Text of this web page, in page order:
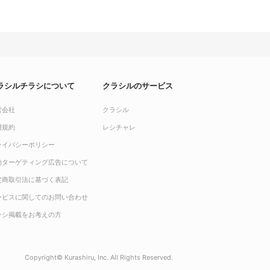
シルチラシについて
会社
規約
イバシーポリシー
ターゲティング広告について
商取引法に基づく表記
ビスに関してのお問い合わせ
シ掲載をお考えの方
クラシルのサービス
クラシル
レシチャレ
Copyright© Kurashiru, Inc. All Rights Reserved.